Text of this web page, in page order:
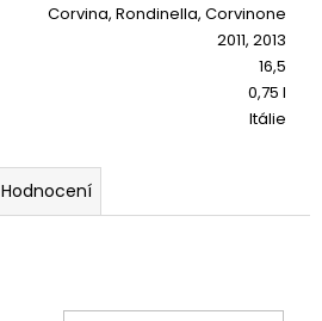
Corvina, Rondinella, Corvinone
2011, 2013
16,5
0,75 l
Itálie
Hodnocení